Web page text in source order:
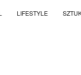
LIFESTYLE